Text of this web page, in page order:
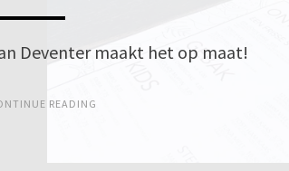
Deventer maakt het op maat!
READING